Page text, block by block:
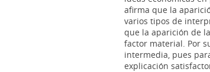
afirma que la
varios tipos de
que la aparición de
factor material. Por
intermedia, pues
explicación